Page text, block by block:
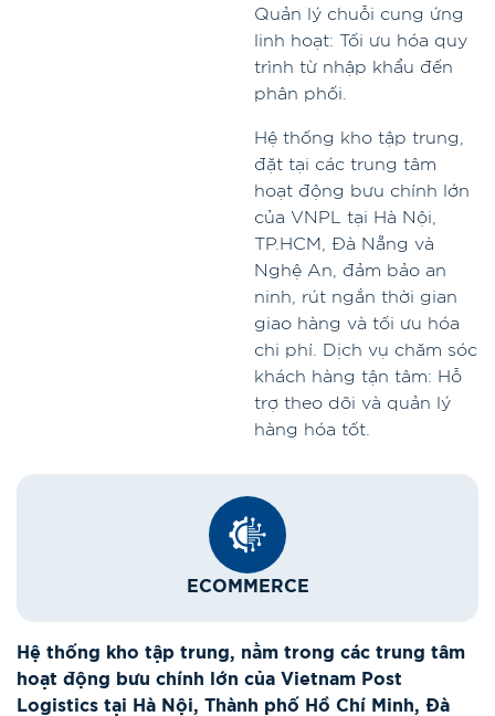
Quản lý chuỗi cung ứng
linh hoạt: Tối ưu hóa quy
trình từ nhập khẩu đến
phân phối.
Hệ thống kho tập trung,
đặt tại các trung tâm
hoạt động bưu chính lớn
của VNPL tại Hà Nội,
TP.HCM, Đà Nẵng và
Nghệ An, đảm bảo an
ninh, rút ​​ngắn thời gian
giao hàng và tối ưu hóa
chi phí. Dịch vụ chăm sóc
khách hàng tận tâm: Hỗ
trợ theo dõi và quản lý
hàng hóa tốt.
ECOMMERCE
Hệ thống kho tập trung, nằm trong các trung tâm
hoạt động bưu chính lớn của Vietnam Post
Logistics tại Hà Nội, Thành phố Hồ Chí Minh, Đà